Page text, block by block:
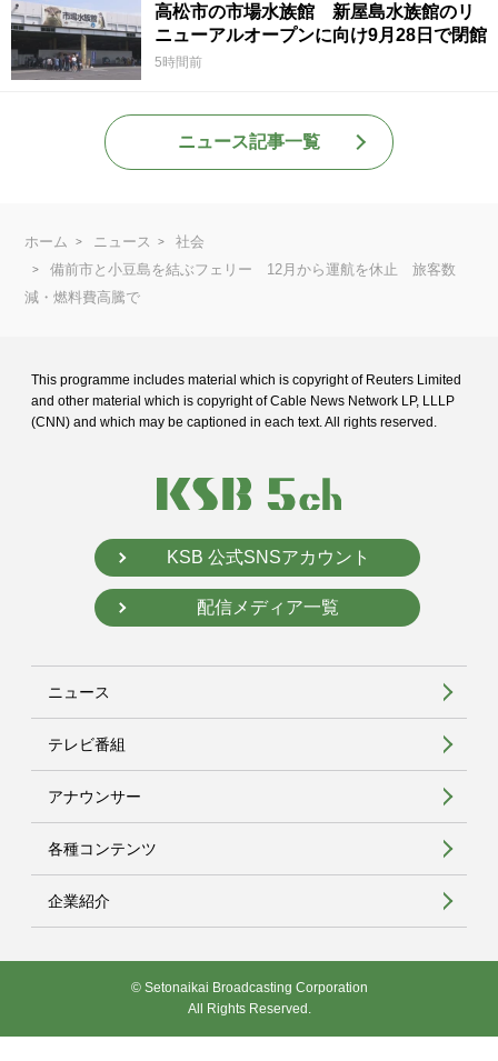
高松市の市場水族館 新屋島水族館のリ
ニューアルオープンに向け9月28日で閉館
5時間前
ニュース記事一覧
ホーム ニュース
社会
備前市と小豆島を結ぶフェリー 12月から運航を休止 旅客数
減・燃料費高騰で
This programme includes material which is copyright of Reuters Limited
and other material which is copyright of Cable News Network LP, LLLP
(CNN) and which may be captioned in each text. All rights reserved.
KSB 公式SNSアカウント
配信メディア一覧
ニュース
テレビ番組
アナウンサー
各種コンテンツ
企業紹介
© Setonaikai Broadcasting Corporation
All Rights Reserved.